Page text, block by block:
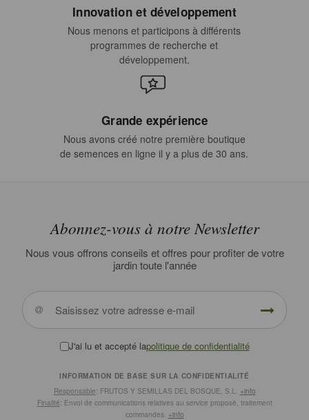
Innovation et développement
Nous menons et participons à différents
programmes de recherche et
développement.
Grande expérience
Nous avons créé notre première boutique
de semences en ligne il y a plus de 30 ans.
Abonnez-vous à notre Newsletter
Nous vous offrons conseils et offres pour profiter de votre
jardin toute l'année
J'ai lu et accepté lapolitique de confidentialité
INFORMATION DE BASE SUR LA CONFIDENTIALITÉ
Responsable: FRUTOS Y SEMILLAS DEL BOSQUE, S.L. +info
Finalité: Envoi de communications relatives au service proposé, traitement
commandes. +info